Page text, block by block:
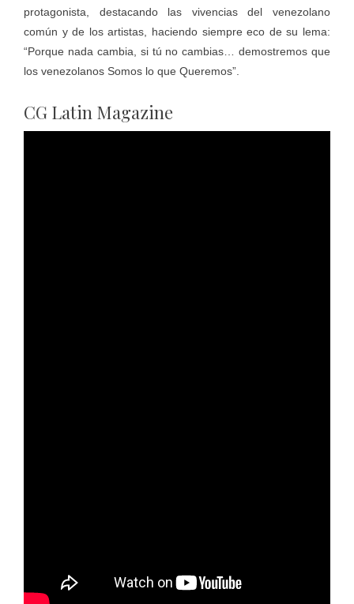
protagonista, destacando las vivencias del venezolano
común y de los artistas, haciendo siempre eco de su lema:
“Porque nada cambia, si tú no cambias… demostremos que
los venezolanos Somos lo que Queremos”.
CG Latin Magazine